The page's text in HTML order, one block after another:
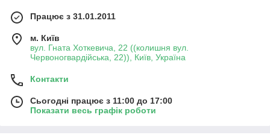
Працює з 31.01.2011
м. Київ
вул. Гната Хоткевича, 22 ((колишня вул.
Червоногвардійська, 22)), Київ, Україна
Контакти
Сьогодні працює з 11:00 до 17:00
Показати весь графік роботи